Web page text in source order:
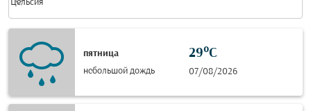
Цельсия
пятница
небольшой дождь
29°C
07/08/2026